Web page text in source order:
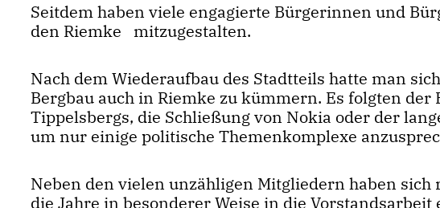
Seitdem haben viele engagierte Bürgerinnen und
den Riemke mitzugestalten.
Nach dem Wiederaufbau des Stadtteils hatte man
Bergbau auch in Riemke zu kümmern. Es folgten der
Tippelsbergs, die Schließung von Nokia oder der
um nur einige politische Themenkomplexe
Neben den vielen unzähligen Mitgliedern haben
die Jahre in besonderer Weise in die